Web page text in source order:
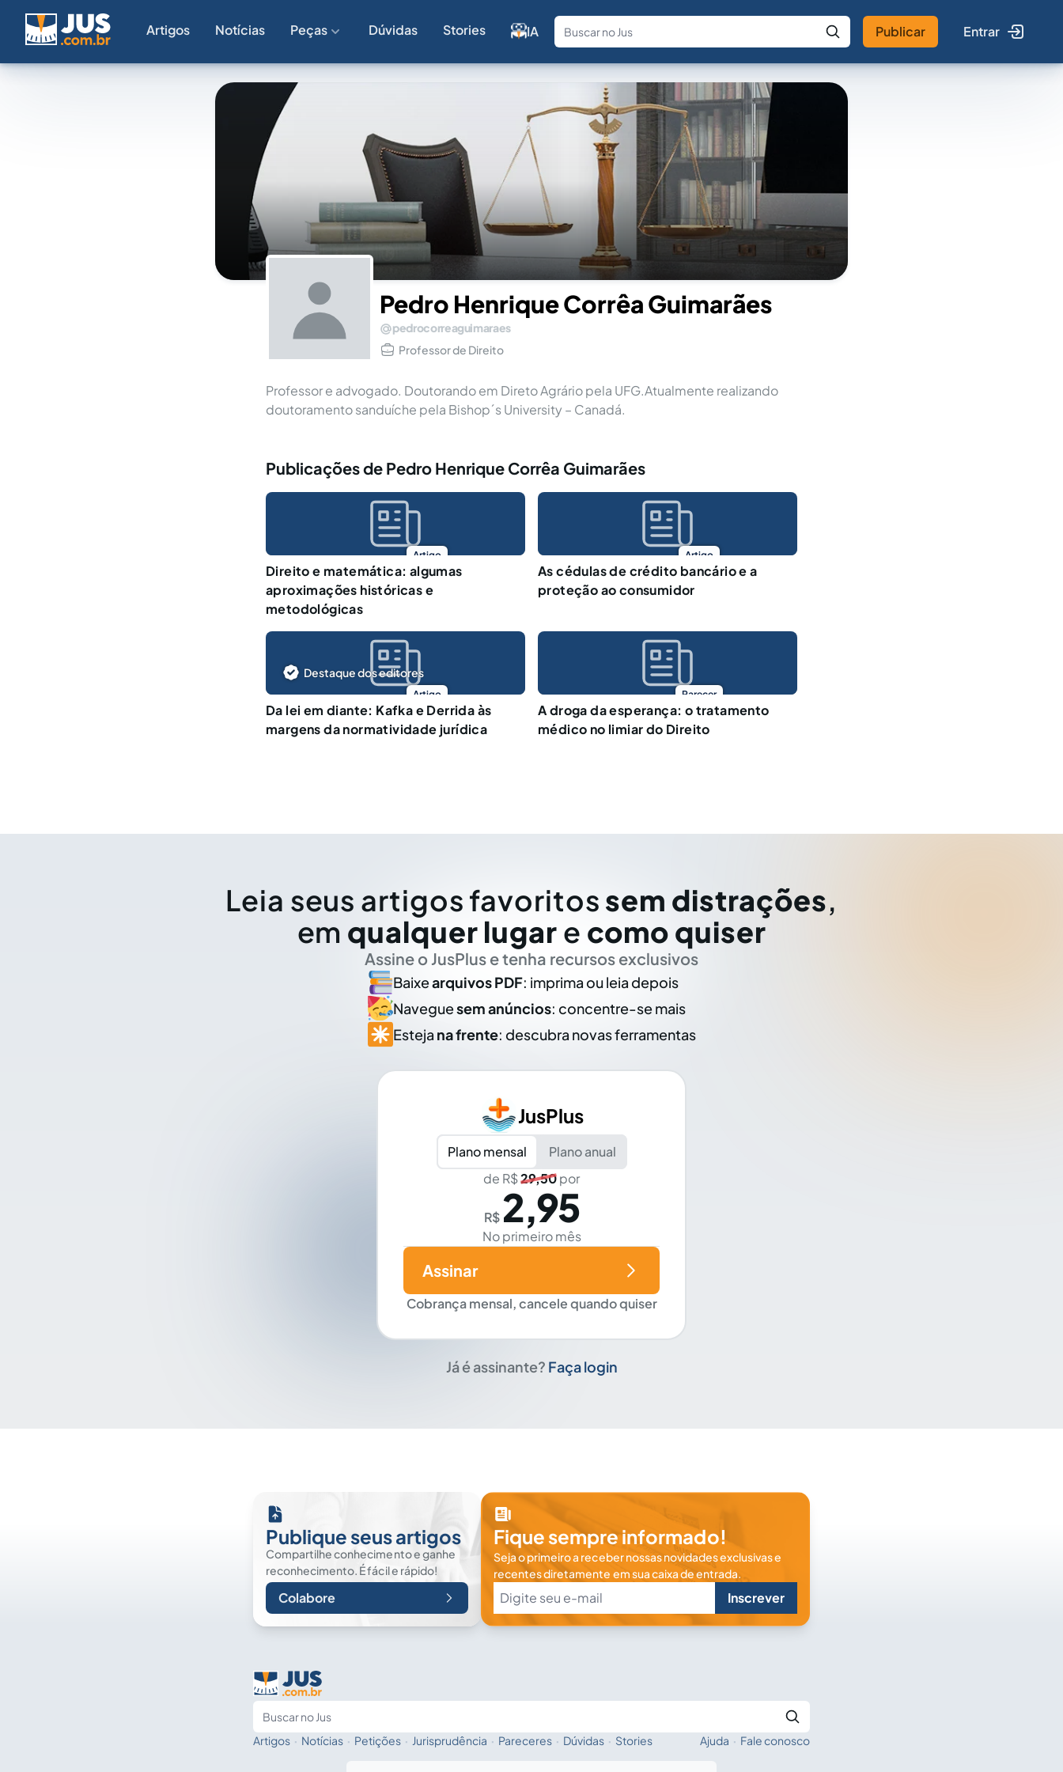
Artigos Notícias Peças Dúvidas Stories IA
Fale com a IA Buscar no Jus
Publicar Entrar
Pedro Henrique Corrêa Guimarães
pedrocorreaguimaraes
Professor de Direito
Professor e advogado. Doutorando em Direto Agrário pela UFG.Atualmente realizando
doutoramento sanduíche pela Bishop´s University – Canadá.︎
Publicações de Pedro Henrique Corrêa Guimarães
Artigo
Direito e matemática: algumas
aproximações históricas e
metodológicas
Artigo
As cédulas de crédito bancário e a
proteção ao consumidor
Artigo
Destaque dos editores
Da lei em diante: Kafka e Derrida às
margens da normatividade jurídica
Parecer
A droga da esperança: o tratamento
médico no limiar do Direito
Leia seus artigos favoritos sem distrações,
em qualquer lugar e como quiser
Assine o JusPlus e tenha recursos exclusivos
Baixearquivos PDF: imprima ou leia depois
Naveguesem anúncios: concentre-se mais
Esteja na frente: descubra novas ferramentas
JusPlus
Plano mensal
Plano anual
de R$29,50por
R$ 2,95
No primeiro mês
Cobrança mensal, cancele quando quiser
Assinar
Já é assinante? Faça login
Publique seus artigos
Compartilhe conhecimento e ganhe
reconhecimento. É fácil e rápido!
Colabore
Fique sempre informado!
Seja o primeiro a receber nossas novidades exclusivas e
recentes diretamente em sua caixa de entrada.
Inscrever
Artigos · Notícias · Petições · Jurisprudência · Pareceres · Dúvidas · Stories Ajuda · Fale conosco